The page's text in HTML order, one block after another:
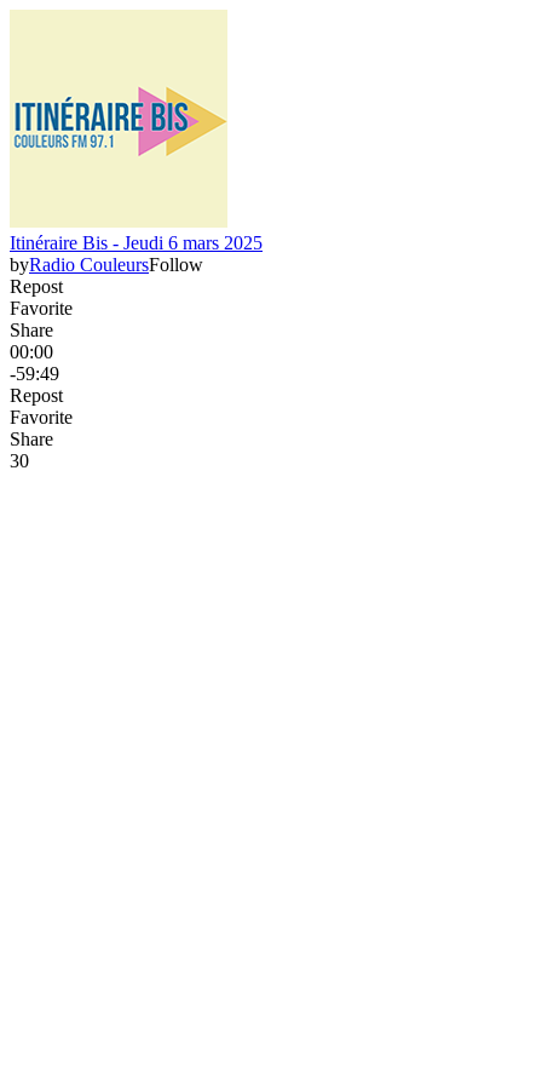
Itinéraire Bis - Jeudi 6 mars 2025
byRadio CouleursFollow
Repost
Favorite
Share
00:00
-59:49
Repost
Favorite
Share
30